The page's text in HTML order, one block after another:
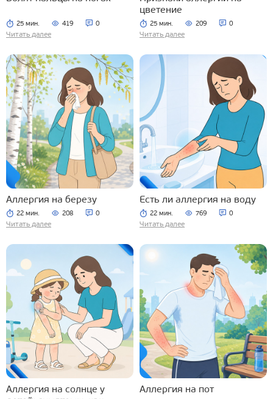
25 мин. 419 0
Читать далее
цветение
25 мин. 209 0
Читать далее
Аллергия на березу
22 мин. 208 0
Читать далее
Есть ли аллергия на воду
22 мин. 769 0
Читать далее
Аллергия на солнце у
Аллергия на пот